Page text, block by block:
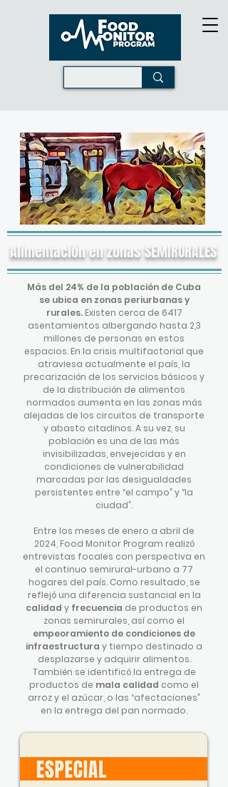
Alimentación en zonas SEMIRURALES
Más del 24% de la población de Cuba
se ubica en zonas periurbanas y
rurales.Existen cerca de 6417
asentamientos albergando hasta 2,3
millones de personas en estos
espacios. En la crisis multifactorial que
atraviesa actualmente el país, la
precarización de los servicios básicos y
de la distribución de alimentos
normados aumenta en las zonas más
alejadas de los circuitos de transporte
y abasto citadinos. A su vez, su
población es una de las más
invisibilizadas, envejecidas y en
condiciones de vulnerabilidad
marcadas por las desigualdades
persistentes entre “el campo” y “la
ciudad”.
Entre los meses de enero a abril de
2024, Food Monitor Program realizó
entrevistas focales con perspectiva en
el continuo semirural-urbano a 77
hogares del país. Como resultado, se
reflejó una diferencia sustancial en la
calidad y frecuencia de productos en
zonas semirurales, así como el
empeoramiento de condiciones de
infraestructura y tiempo destinado a
desplazarse y adquirir alimentos.
También se identificó la entrega de
productos de mala calidad como el
arroz y el azúcar, o las “afectaciones”
en la entrega del pan normado.